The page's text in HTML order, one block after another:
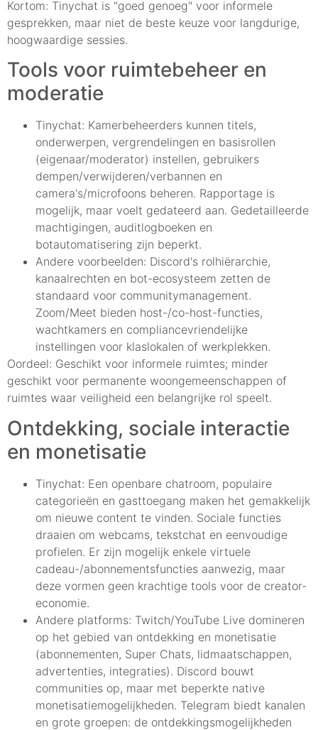
Kortom: Tinychat is "goed genoeg" voor informele
gesprekken, maar niet de beste keuze voor langdurige,
hoogwaardige sessies.
Tools voor ruimtebeheer en
moderatie
Tinychat: Kamerbeheerders kunnen titels,
onderwerpen, vergrendelingen en basisrollen
(eigenaar/moderator) instellen, gebruikers
dempen/verwijderen/verbannen en
camera's/microfoons beheren. Rapportage is
mogelijk, maar voelt gedateerd aan. Gedetailleerde
machtigingen, auditlogboeken en
botautomatisering zijn beperkt.
Andere voorbeelden: Discord's rolhiërarchie,
kanaalrechten en bot-ecosysteem zetten de
standaard voor communitymanagement.
Zoom/Meet bieden host-/co-host-functies,
wachtkamers en compliancevriendelijke
instellingen voor klaslokalen of werkplekken.
Oordeel: Geschikt voor informele ruimtes; minder
geschikt voor permanente woongemeenschappen of
ruimtes waar veiligheid een belangrijke rol speelt.
Ontdekking, sociale interactie
en monetisatie
Tinychat: Een openbare chatroom, populaire
categorieën en gasttoegang maken het gemakkelijk
om nieuwe content te vinden. Sociale functies
draaien om webcams, tekstchat en eenvoudige
profielen. Er zijn mogelijk enkele virtuele
cadeau-/abonnementsfuncties aanwezig, maar
deze vormen geen krachtige tools voor de creator-
economie.
Andere platforms: Twitch/YouTube Live domineren
op het gebied van ontdekking en monetisatie
(abonnementen, Super Chats, lidmaatschappen,
advertenties, integraties). Discord bouwt
communities op, maar met beperkte native
monetisatiemogelijkheden. Telegram biedt kanalen
en grote groepen: de ontdekkingsmogelijkheden